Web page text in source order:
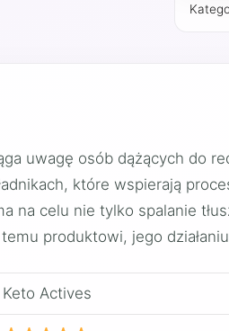
uwagę osób dążących do
które wspierają
na celu nie tylko spalanie
produktowi, jego
Keto Actives